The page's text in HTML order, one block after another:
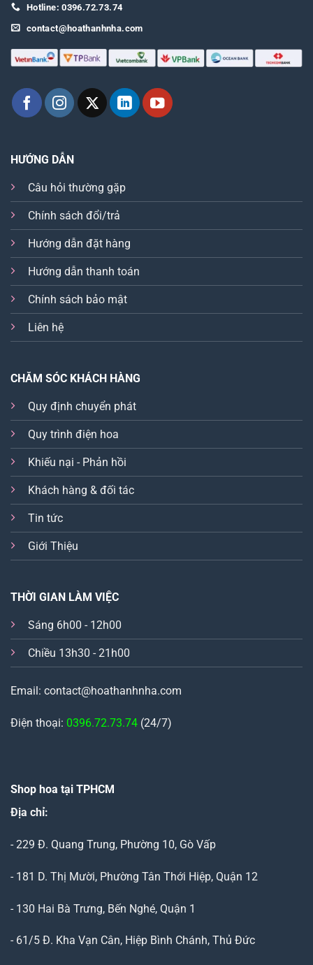
Hotline: 0396.72.73.74
contact@hoathanhnha.com
HƯỚNG DẪN
Câu hỏi thường gặp
Chính sách đổi/trả
Hướng dẫn đặt hàng
Hướng dẫn thanh toán
Chính sách bảo mật
Liên hệ
CHĂM SÓC KHÁCH HÀNG
Quy định chuyển phát
Quy trình điện hoa
Khiếu nại - Phản hồi
Khách hàng & đối tác
Tin tức
Giới Thiệu
THỜI GIAN LÀM VIỆC
Sáng 6h00 - 12h00
Chiều 13h30 - 21h00
Email: contact@hoathanhnha.com
Điện thoại: 0396.72.73.74 (24/7)
Shop hoa tại TPHCM
Địa chỉ:
- 229 Đ. Quang Trung, Phường 10, Gò Vấp
- 181 D. Thị Mười, Phường Tân Thới Hiệp, Quận 12
- 130 Hai Bà Trưng, Bến Nghé, Quận 1
- 61/5 Đ. Kha Vạn Cân, Hiệp Bình Chánh, Thủ Đức